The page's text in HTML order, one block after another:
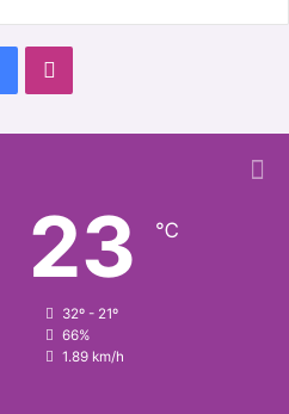
Facebook
23 ℃
32º - 21º
66%
1.89 km/h